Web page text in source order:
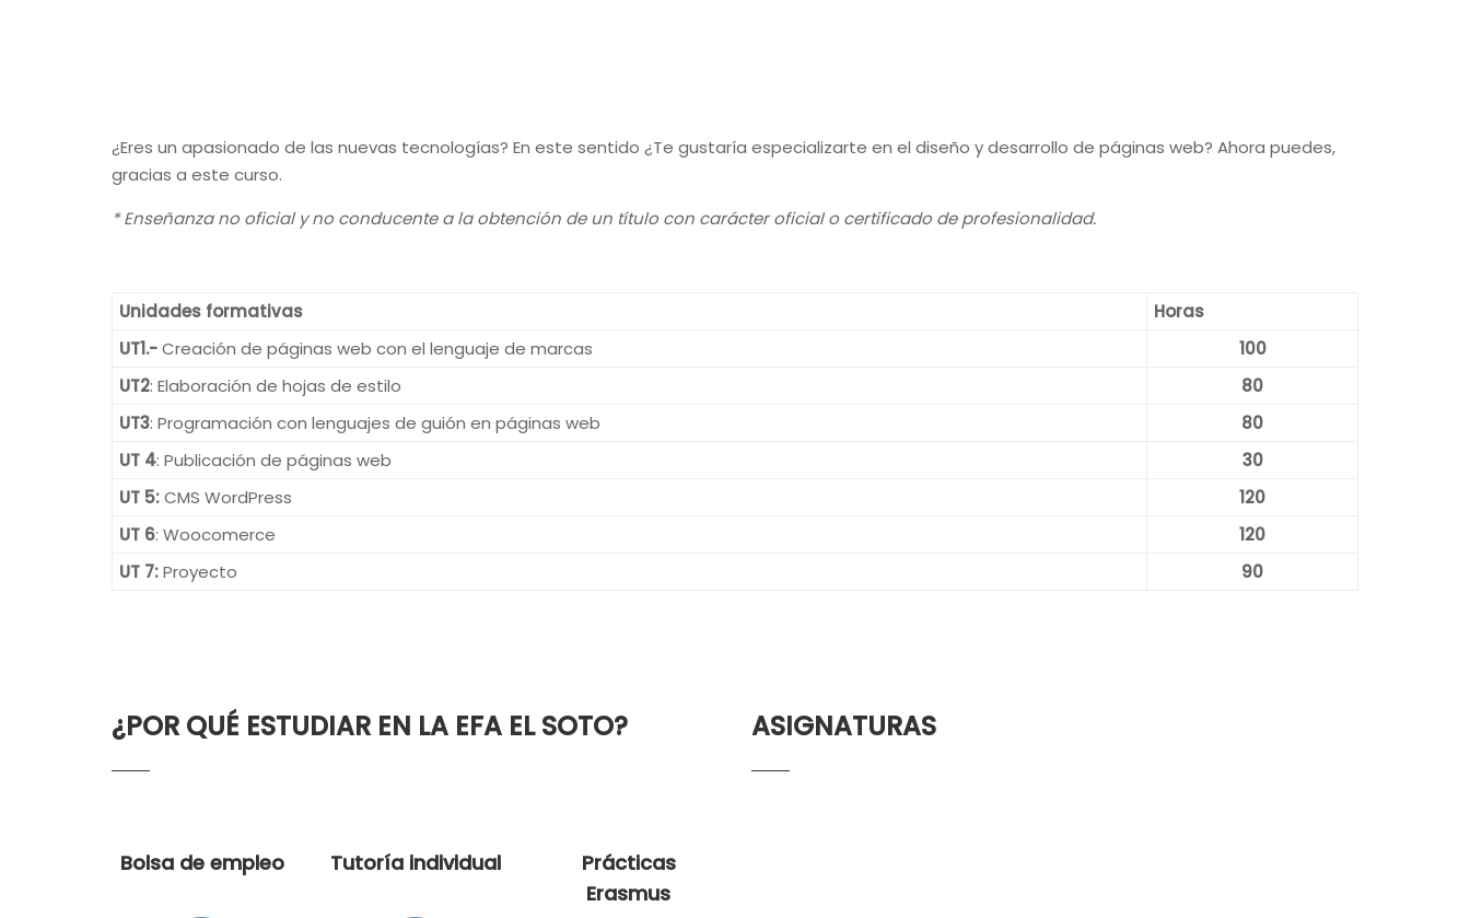
¿Eres un apasionado de las nuevas tecnologías? En este sentido ¿Te gustaría especializarte en el diseño y desarrollo de páginas web? Ahora puedes,
gracias a este curso.
* Enseñanza no oficial y no conducente a la obtención de un título con carácter oficial o certificado de profesionalidad.
Unidades formativas
Horas
UT1.-Creación de páginas web con el lenguaje de marcas
100
UT2: Elaboración de hojas de estilo
80
UT3: Programación con lenguajes de guión en páginas web
80
UT 4: Publicación de páginas web
30
UT 5:CMS WordPress
120
UT 6: Woocomerce
120
UT 7:Proyecto 90
¿POR QUÉ ESTUDIAR EN LA EFA EL SOTO?
Bolsa de empleo Tutoría individual
Prácticas
Erasmus
ASIGNATURAS